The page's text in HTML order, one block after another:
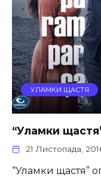
УЛАМКИ ЩАСТЯ
“Уламки
21 Листопада,
“Уламки щастя”